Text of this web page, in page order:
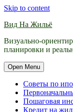
Skip to content
Вид На Жильё
Визуально-
планировки и
Open Menu
Советы по
Пошаговая
Кредит на